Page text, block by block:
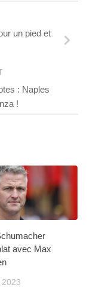
un pied et
: Naples
!
avec Max
2023